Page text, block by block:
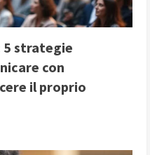
5 strategie
con
il proprio